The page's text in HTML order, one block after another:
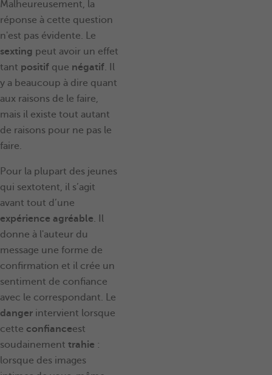
Malheureusement, la
réponse à cette question
n'est pas évidente. Le
sexting peut avoir un effet
tant positif que négatif. Il
y a beaucoup à dire quant
aux raisons de le faire,
mais il existe tout autant
de raisons pour ne pas le
faire.
Pour la plupart des jeunes
qui sextotent, il s’agit
avant tout d’une
expérience agréable. Il
donne à l'auteur du
message une forme de
confirmation et il crée un
sentiment de confiance
avec le correspondant. Le
danger intervient lorsque
cette confianceest
soudainement trahie :
lorsque des images